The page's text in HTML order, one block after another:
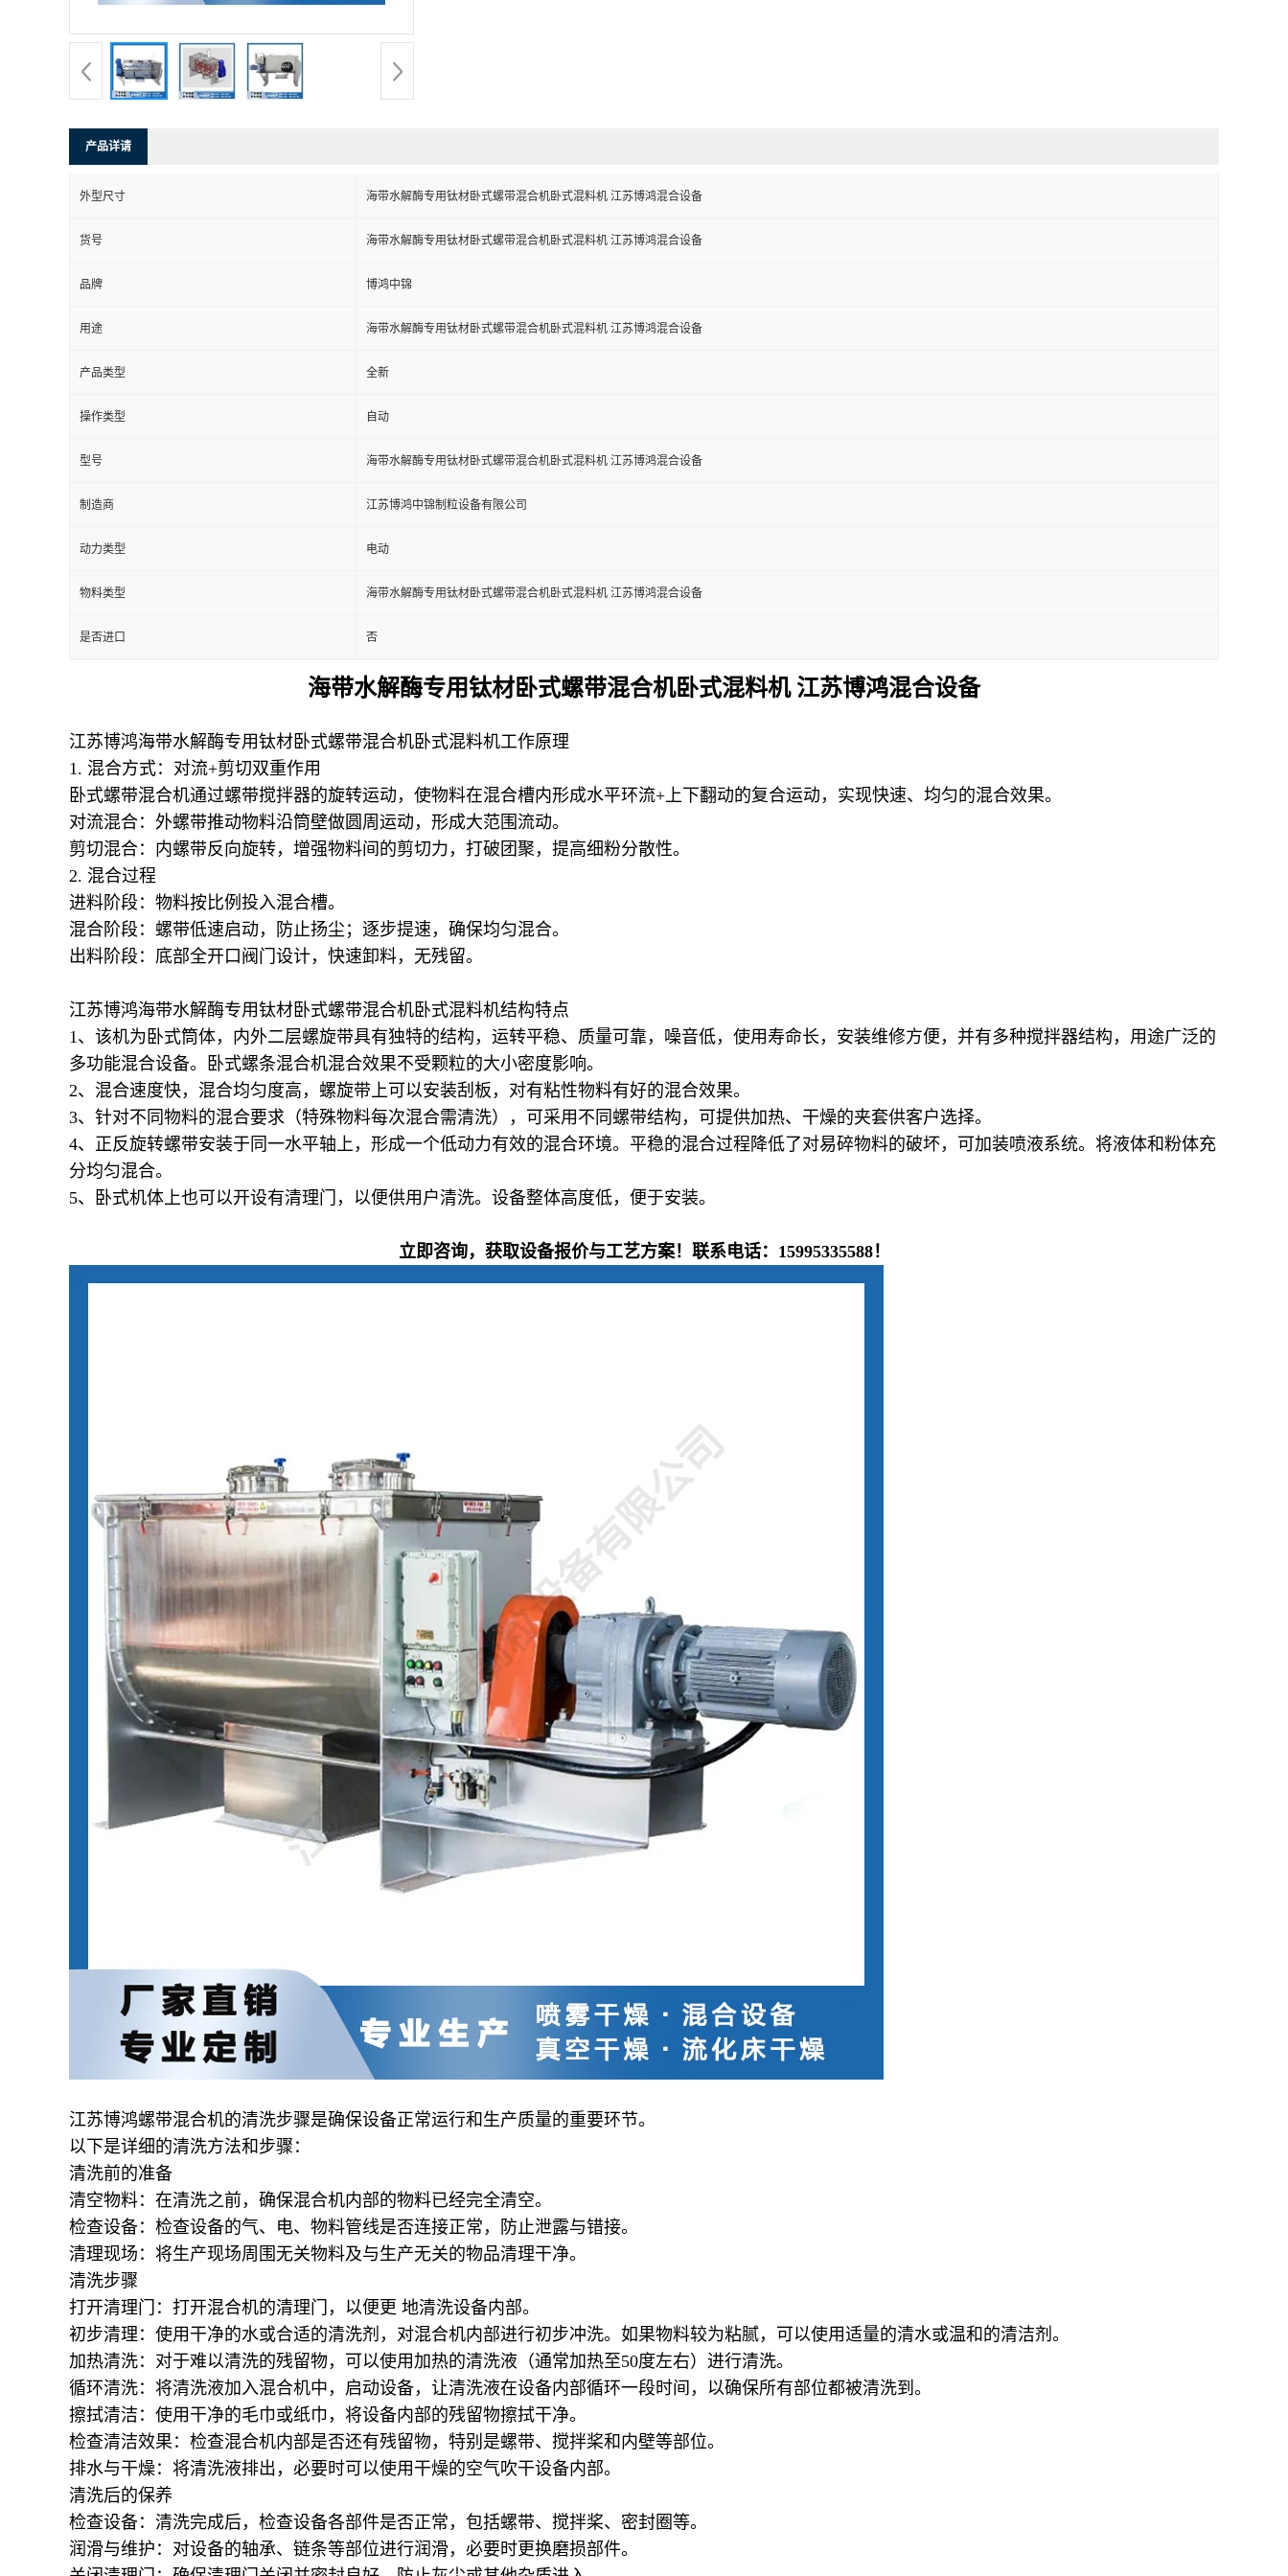
产品详请
外型尺寸 海带水解酶专用钛材卧式螺带混合机卧式混料机 江苏博鸿混合设备
货号 海带水解酶专用钛材卧式螺带混合机卧式混料机 江苏博鸿混合设备
品牌 博鸿中锦
用途 海带水解酶专用钛材卧式螺带混合机卧式混料机 江苏博鸿混合设备
产品类型 全新
操作类型 自动
型号 海带水解酶专用钛材卧式螺带混合机卧式混料机 江苏博鸿混合设备
制造商 江苏博鸿中锦制粒设备有限公司
动力类型 电动
物料类型 海带水解酶专用钛材卧式螺带混合机卧式混料机 江苏博鸿混合设备
是否进口 否
海带水解酶专用钛材卧式螺带混合机卧式混料机 江苏博鸿混合设备
江苏博鸿海带水解酶专用钛材卧式螺带混合机卧式混料机工作原理
1. 混合方式：对流+剪切双重作用
卧式螺带混合机通过螺带搅拌器的旋转运动，使物料在混合槽内形成水平环流+上下翻动的复合运动，实现快速、均匀的混合效果。
对流混合：外螺带推动物料沿筒壁做圆周运动，形成大范围流动。
剪切混合：内螺带反向旋转，增强物料间的剪切力，打破团聚，提高细粉分散性。
2. 混合过程
进料阶段：物料按比例投入混合槽。
混合阶段：螺带低速启动，防止扬尘；逐步提速，确保均匀混合。
出料阶段：底部全开口阀门设计，快速卸料，无残留。
江苏博鸿海带水解酶专用钛材卧式螺带混合机卧式混料机结构特点
1、该机为卧式筒体，内外二层螺旋带具有独特的结构，运转平稳、质量可靠，噪音低，使用寿命长，安装维修方便，并有多种搅拌器结构，用途广泛的
多功能混合设备。卧式螺条混合机混合效果不受颗粒的大小密度影响。
2、混合速度快，混合均匀度高，螺旋带上可以安装刮板，对有粘性物料有好的混合效果。
3、针对不同物料的混合要求（特殊物料每次混合需清洗），可采用不同螺带结构，可提供加热、干燥的夹套供客户选择。
4、正反旋转螺带安装于同一水平轴上，形成一个低动力有效的混合环境。平稳的混合过程降低了对易碎物料的破坏，可加装喷液系统。将液体和粉体充
分均匀混合。
5、卧式机体上也可以开设有清理门，以便供用户清洗。设备整体高度低，便于安装。
立即咨询，获取设备报价与工艺方案！联系电话：15995335588！
江苏博鸿螺带混合机的清洗步骤是确保设备正常运行和生产质量的重要环节。
以下是详细的清洗方法和步骤：
清洗前的准备
清空物料：在清洗之前，确保混合机内部的物料已经完全清空。
检查设备：检查设备的气、电、物料管线是否连接正常，防止泄露与错接。
清理现场：将生产现场周围无关物料及与生产无关的物品清理干净。
清洗步骤
打开清理门：打开混合机的清理门，以便更 地清洗设备内部。
初步清理：使用干净的水或合适的清洗剂，对混合机内部进行初步冲洗。如果物料较为粘腻，可以使用适量的清水或温和的清洁剂。
加热清洗：对于难以清洗的残留物，可以使用加热的清洗液（通常加热至50度左右）进行清洗。
循环清洗：将清洗液加入混合机中，启动设备，让清洗液在设备内部循环一段时间，以确保所有部位都被清洗到。
擦拭清洁：使用干净的毛巾或纸巾，将设备内部的残留物擦拭干净。
检查清洁效果：检查混合机内部是否还有残留物，特别是螺带、搅拌桨和内壁等部位。
排水与干燥：将清洗液排出，必要时可以使用干燥的空气吹干设备内部。
清洗后的保养
检查设备：清洗完成后，检查设备各部件是否正常，包括螺带、搅拌桨、密封圈等。
润滑与维护：对设备的轴承、链条等部位进行润滑，必要时更换磨损部件。